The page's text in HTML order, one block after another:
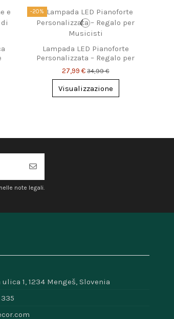
-20%
Lampada LED Pianoforte
Personalizzata – Regalo per
Musicisti
27,99 €34,99 €
Visualizzazione
note legali.
1, 1234 Mengeš, Slovenia